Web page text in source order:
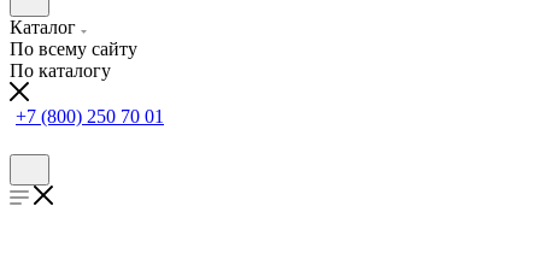
Каталог
По всему сайту
По каталогу
+7 (800) 250 70 01